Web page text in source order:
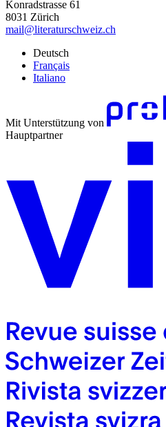
Konradstrasse 61
8031 Zürich
mail@literaturschweiz.ch
Deutsch
Français
Italiano
Mit Unterstützung von
Hauptpartner